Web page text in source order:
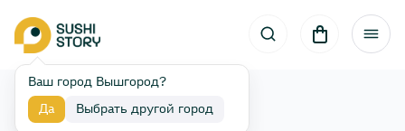
Ваш город Вышгород?
Да Выбрать другой город
Назад